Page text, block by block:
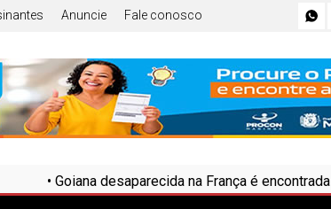
Anuncie Fale conosco
desaparecida na França é encontrada após 17 dias